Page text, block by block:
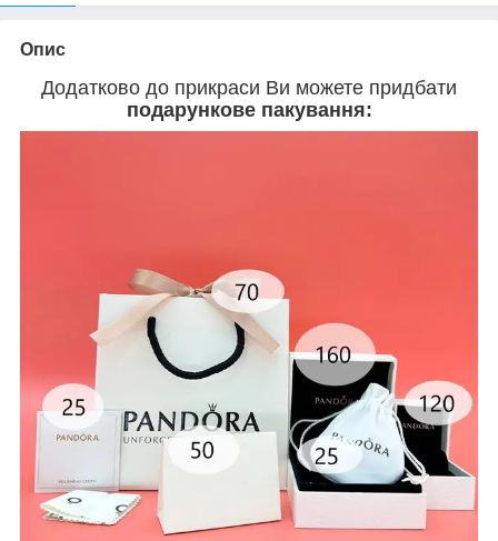
Опис
Додатково до прикраси Ви можете придбати
подарункове пакування: